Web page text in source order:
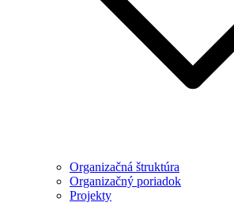
Organizačná štruktúra
Organizačný poriadok
Projekty